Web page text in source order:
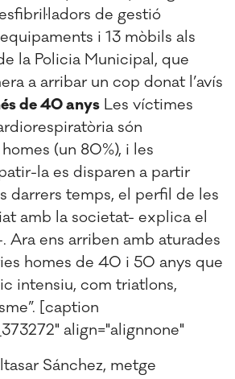
de gestió
i 13 mòbils als
la Policia Municipal, que
a arribar un cop donat l’avís
de 40 anys Les víctimes
són
(un 80%), i les
la es disparen a partir
darrers temps, el perfil de les
amb la societat- explica el
Ara ens arriben amb aturades
homes de 40 i 50 anys que
intensiu, com triatlons,
[caption
align="alignnone"
Sánchez, metge